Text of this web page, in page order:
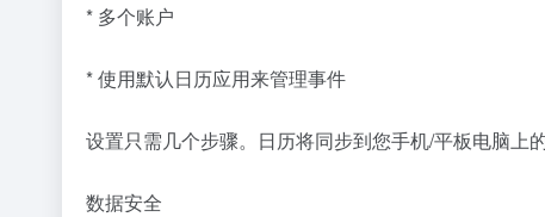
* 多个账户
* 使用默认日历应用来管理事件
设置只需几个步骤。日历将同步到您手机/平板电脑上
数据安全